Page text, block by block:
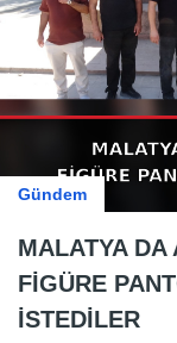
Gündem
MALATYA DA
FİGÜRE
İSTEDİLER